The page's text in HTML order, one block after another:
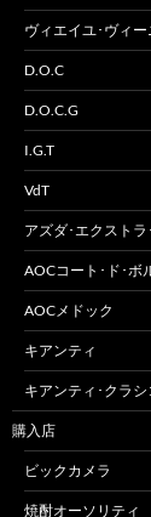
ヴィエイユ･ヴィー
D.O.C
D.O.C.G
I.G.T
VdT
アズダ･エクスト
AOCコート･ド･ボ
AOCメドック
キアンティ
キアンティ･クラシ
購入店
ビックカメラ
焼酎オーソリティ